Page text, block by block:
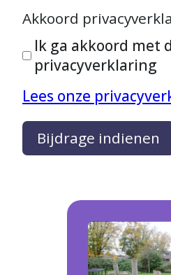
Akkoord
Ik ga akkoord met
privacyverklaring
Lees onze
Bijdrage indienen